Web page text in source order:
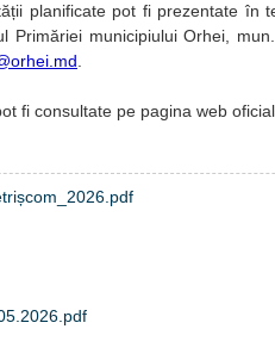
planificate pot fi prezentate în
Primăriei municipiului Orhei,
fi consultate pe pagina web